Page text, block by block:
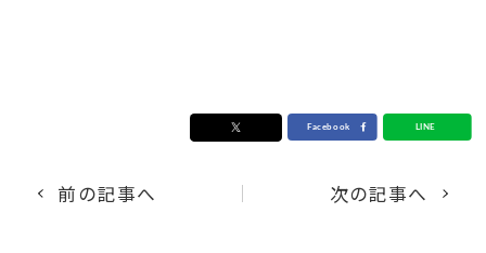
前の記事へ 次の記事へ